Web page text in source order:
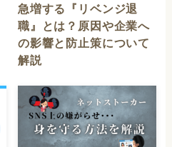
急増する『リベンジ退
職』とは？原因や企業へ
の影響と防止策について
解説